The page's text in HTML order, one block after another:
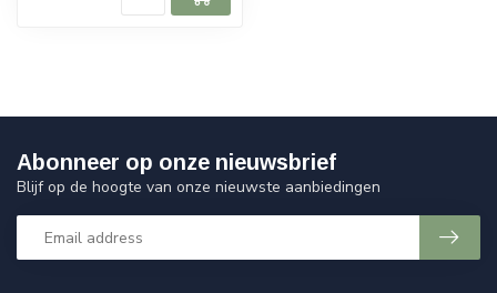
Abonneer op onze nieuwsbrief
Blijf op de hoogte van onze nieuwste aanbiedingen